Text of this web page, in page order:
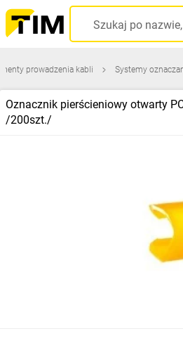
prowadzenia kabli Systemy
Oznacznik pierścieniowy otwarty
/200szt./